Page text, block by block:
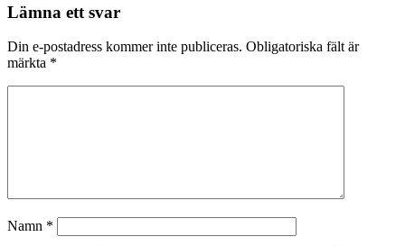
Lämna ett svar
Din e-postadress kommer inte publiceras. Obligatoriska fält är
märkta *
Namn *